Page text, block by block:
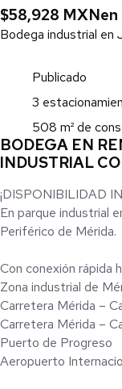
$58,928 MXN
Bodega industrial en
Publicado
3
508 m² de
BODEGA EN
INDUSTRIAL
¡DISPONIBILIDAD
En parque industrial
Periférico de Mérida.
Con conexión rápida
Zona industrial de
Carretera Mérida –
Carretera Mérida –
Puerto de Progreso
Aeropuerto